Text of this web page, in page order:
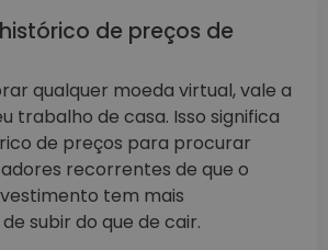
de preços de
qualquer moeda virtual, vale a
trabalho de casa. Isso significa
de preços para procurar
recorrentes de que o
tem mais
subir do que de cair.